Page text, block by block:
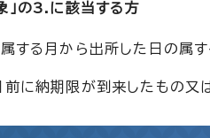
」の3.に該当する方
する月から出所した日の属
に納期限が到来したもの又